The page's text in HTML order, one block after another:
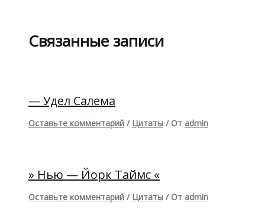
Связанные записи
— Удел Салема
Оставьте комментарий / Цитаты / От admin
» Нью — Йорк Таймс «
Оставьте комментарий / Цитаты / От admin